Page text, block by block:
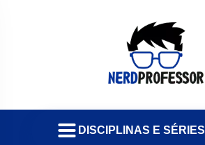
DISCIPLINAS E SÉRIES